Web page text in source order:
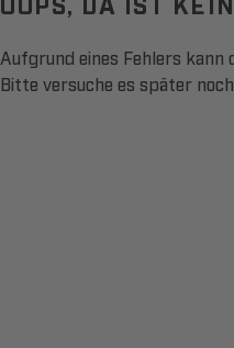
Aufgrund eines Fehlers kann
Bitte versuche es später noch